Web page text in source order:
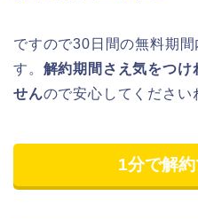
ですので30日間の無料期
す。 解約期間さえ気をつけ
せんので安心してください
1分で解